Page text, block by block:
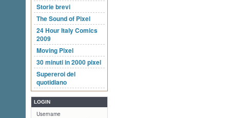
Storie brevi
The Sound of Pixel
24 Hour Italy Comics
2009
Moving Pixel
30 minuti in 2000 pixel
Supereroi del
quotidiano
LOGIN
Username